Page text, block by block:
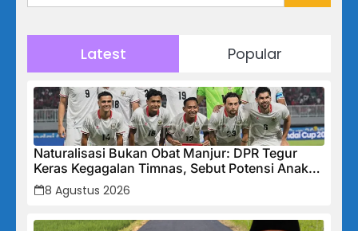
Latest Popular
Naturalisasi Bukan Obat Manjur: DPR Tegur
Keras Kegagalan Timnas, Sebut Potensi Anak
Bangsa Terabaikan Demi “Jalan Pintas”
8 Agustus 2026